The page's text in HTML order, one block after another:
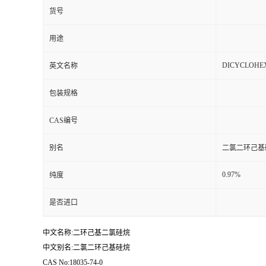
货号
用途
英文名称
包装规格
CAS编号
别名 二氯二环己
纯度 0.97%
是否进口
中文名称:二环己基二氯硅烷
中文别名:二氯二环己基硅烷
CAS No:18035-74-0